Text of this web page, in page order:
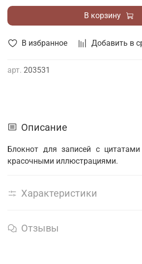
В избранное Добавить в
арт. 203531
В корзину
Описание
Блокнот для записей с
красочными иллюстрациями.
Характеристики
Отзывы